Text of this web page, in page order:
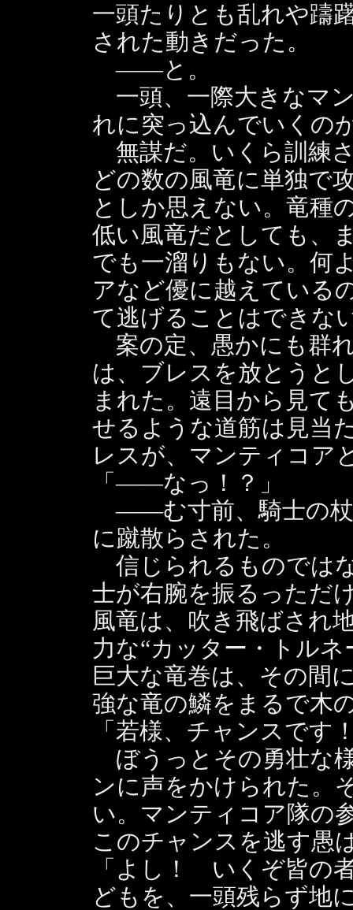
一頭たりとも乱れや躊
された動きだった。
――と。
一頭、一際大きなマ
れに突っ込んでいくの
無謀だ。いくら訓練
どの数の風竜に単独で
としか思えない。竜種
低い風竜だとしても、
でも一溜りもない。何
アなど優に越えている
て逃げることはできな
案の定、愚かにも群
は、ブレスを放とうと
まれた。遠目から見て
せるような道筋は見当
レスが、マンティコ
「――なっ！？」
――む寸前、騎士の杖
に蹴散らされた。
信じられるものでは
士が右腕を振るっただ
風竜は、吹き飛ばされ
力な“カッター・トル
巨大な竜巻は、その間
強な竜の鱗をまるで木
「若様、チャンスで
ぼうっとその勇壮な
ンに声をかけられた。
い。マンティコア隊の
このチャンスを逃す愚
「よし！ いくぞ皆の
どもを、一頭残らず地